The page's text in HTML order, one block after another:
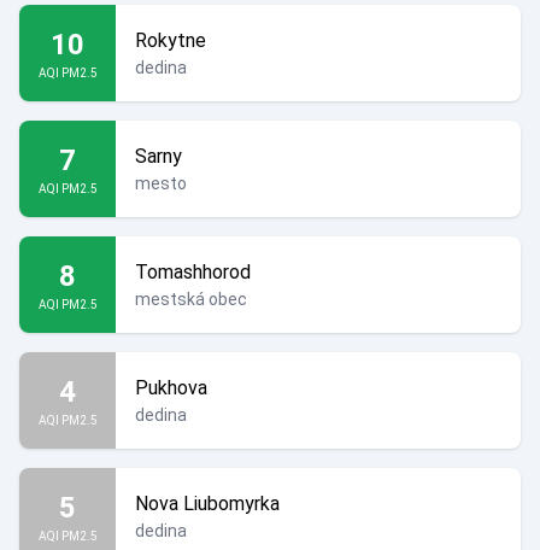
10
AQI PM2.5
Rokytne
dedina
7
AQI PM2.5
Sarny
mesto
8
AQI PM2.5
Tomashhorod
mestská obec
4
AQI PM2.5
Pukhova
dedina
5
AQI PM2.5
Nova Liubomyrka
dedina